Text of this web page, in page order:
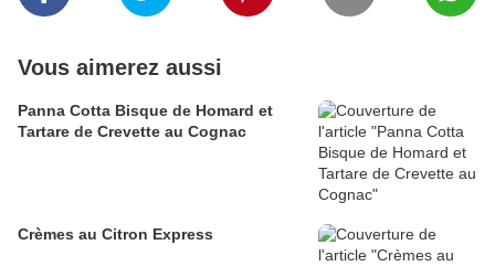
Vous aimerez aussi
Panna Cotta Bisque de Homard et
Tartare de Crevette au Cognac
Crèmes au Citron Express